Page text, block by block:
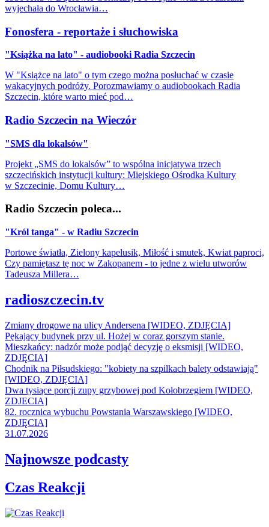
wyjechała do Wrocławia…
Fonosfera - reportaże i słuchowiska
"Książka na lato" - audiobooki Radia Szczecin
W "Książce na lato" o tym czego można posłuchać w czasie
wakacyjnych podróży. Porozmawiamy o audiobookach Radia
Szczecin, które warto mieć pod…
Radio Szczecin na Wieczór
"SMS dla lokalsów"
Projekt „SMS do lokalsów” to wspólna inicjatywa trzech
szczecińskich instytucji kultury: Miejskiego Ośrodka Kultury
w Szczecinie, Domu Kultury…
Radio Szczecin poleca...
"Król tanga" - w Radiu Szczecin
Portowe światła, Zielony kapelusik, Miłość i smutek, Kwiat paproci,
Czy pamiętasz tę noc w Zakopanem - to jedne z wielu utworów
Tadeusza Millera…
radioszczecin.tv
Zmiany drogowe na ulicy Andersena [WIDEO, ZDJĘCIA]
Pękający budynek przy ul. Hożej w coraz gorszym stanie.
Mieszkańcy: nadzór może podjąć decyzję o eksmisji [WIDEO,
ZDJĘCIA]
Chodnik na Piłsudskiego: "kobiety na szpilkach balety odstawiają"
[WIDEO, ZDJĘCIA]
Dwa tysiące porcji zupy grzybowej pod Kołobrzegiem [WIDEO,
ZDJECIA]
82. rocznica wybuchu Powstania Warszawskiego [WIDEO,
ZDJĘCIA]
31.07.2026
Najnowsze podcasty
Czas Reakcji